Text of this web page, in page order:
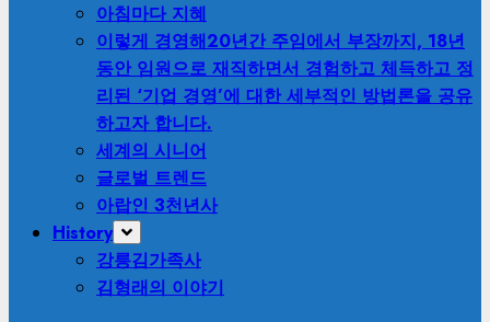
아침마다 지혜
이렇게 경영해20년간 주임에서 부장까지, 18년
동안 임원으로 재직하면서 경험하고 체득하고 정
리된 ‘기업 경영’에 대한 세부적인 방법론을 공유
하고자 합니다.
세계의 시니어
글로벌 트렌드
아랍인 3천년사
History
강릉김가족사
김형래의 이야기